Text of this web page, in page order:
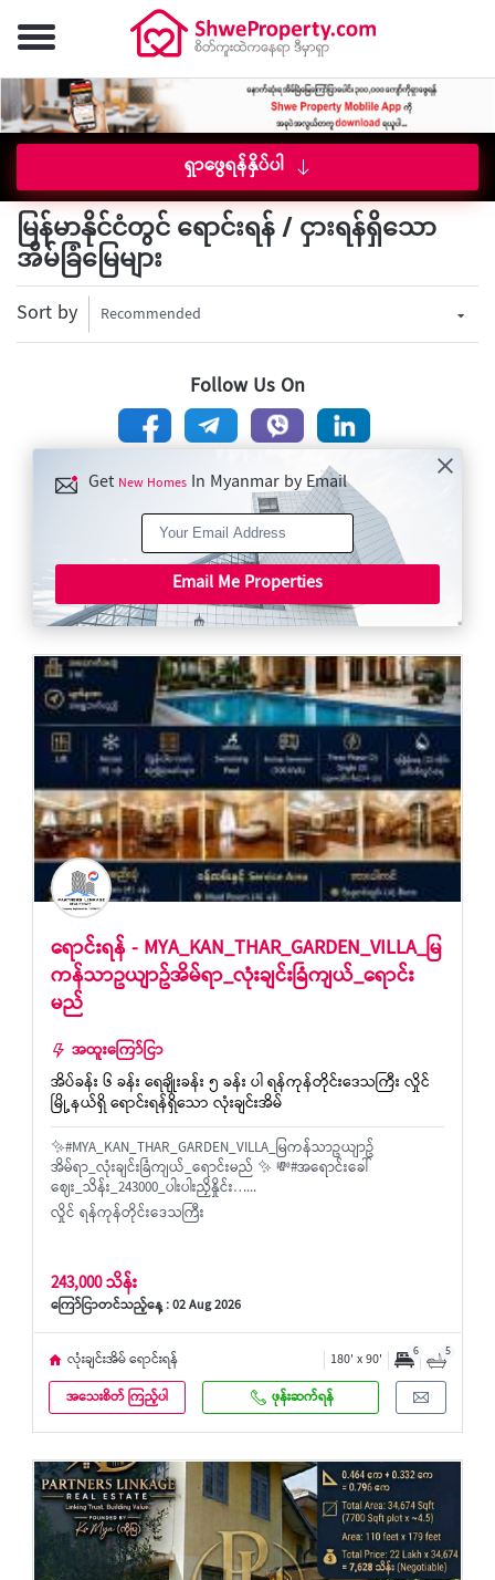
ရှာဖွေရန်နှိပ်ပါ
မြန်မာနိုင်ငံတွင် ရောင်းရန် / ငှားရန်ရှိသော
အိမ်ခြံမြေများ
Sort by Recommended
Follow Us On
Get New Homes In Myanmar by Email
Email Me Properties
ရောင်းရန် - MYA_KAN_THAR_GARDEN_VILLA_မြ
ကန်သာဥယျာဥ်အိမ်ရာ_လုံးချင်းခြံကျယ်_ရောင်း
မည်
အထူးကြော်ငြာ
အိပ်ခန်း ၆ ခန်း ရေချိုးခန်း ၅ ခန်း ပါ ရန်ကုန်တိုင်းဒေသကြီး လှိုင်
မြို့နယ်ရှိ ရောင်းရန်ရှိသော လုံးချင်းအိမ်
✨#MYA_KAN_THAR_GARDEN_VILLA_မြကန်သာဥယျာဥ်
အိမ်ရာ_လုံးချင်းခြံကျယ်_ရောင်းမည် ✨ 💸#အရောင်းခေါ်
ဈေး_သိန်း_243000_ပါးပါးညှိနှိုင်း…...
လှိုင် ရန်ကုန်တိုင်းဒေသကြီး
243,000 သိန်း
ကြော်ငြာတင်သည့်နေ့ : 02 Aug 2026
လုံးချင်းအိမ် ရောင်းရန် 180' x 90' 6 5
အသေးစိတ် ကြည့်ပါ ဖုန်းဆက်ရန်